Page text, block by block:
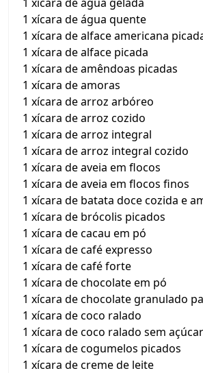
1 xícara de água quente
1 xícara de alface americana
1 xícara de alface picada
1 xícara de amêndoas picadas
1 xícara de amoras
1 xícara de arroz arbóreo
1 xícara de arroz cozido
1 xícara de arroz integral
1 xícara de arroz integral cozido
1 xícara de aveia em flocos
1 xícara de aveia em flocos finos
1 xícara de batata doce cozida e
1 xícara de brócolis picados
1 xícara de cacau em pó
1 xícara de café expresso
1 xícara de café forte
1 xícara de chocolate em pó
1 xícara de chocolate granulado
1 xícara de coco ralado
1 xícara de coco ralado sem açúcar
1 xícara de cogumelos picados
1 xícara de creme de leite